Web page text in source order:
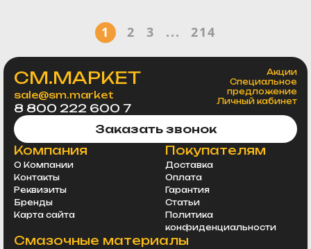
1 2 3 ... 214
СМ.МАРКЕТ
sale@sm.market
8 800 222 600 7
Акции
Специальное
предложение
Личный кабинет
Заказать звонок
Компания
О Компании
Контакты
Реквизиты
Бренды
Карта сайта
Покупателям
Доставка
Оплата
Гарантия
Статьи
Политика
конфиденциальности
Смазочные материалы